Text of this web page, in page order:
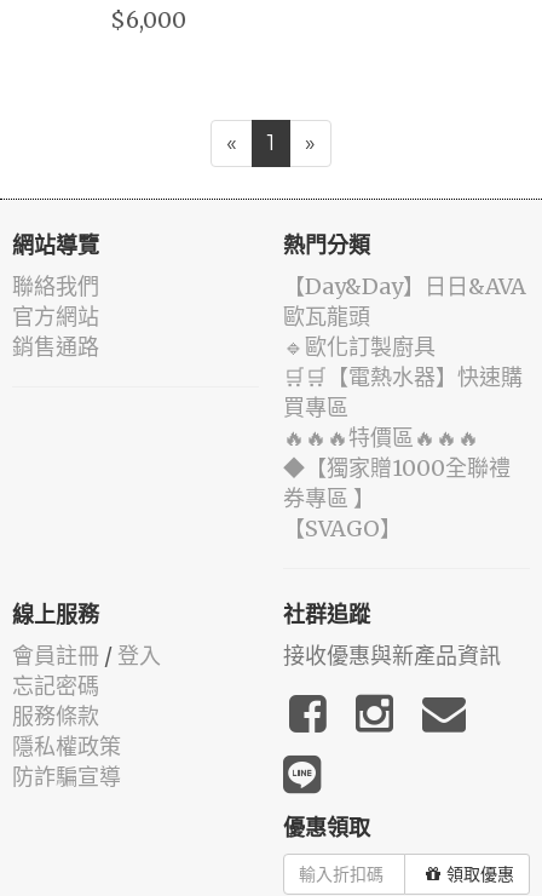
$6,000
« 1 »
網站導覽
聯絡我們
官方網站
銷售通路
熱門分類
️【Day&Day】️日日&AVA
歐瓦龍頭
🔹歐化訂製廚具
🛒🛒【電熱水器】快速購
買專區
🔥🔥🔥特價區🔥🔥🔥
◆【獨家贈1000全聯禮
券專區 】
️【SVAGO】️
線上服務
會員註冊 / 登入
忘記密碼
服務條款
隱私權政策
防詐騙宣導
社群追蹤
接收優惠與新產品資訊
優惠領取
領取優惠